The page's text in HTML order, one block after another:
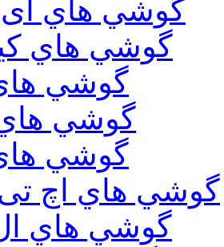
گوشي هاي
گوشي هاي
گوشي
گوشي هاي
گوشي
گوشي هاي اچ
گوشي هاي